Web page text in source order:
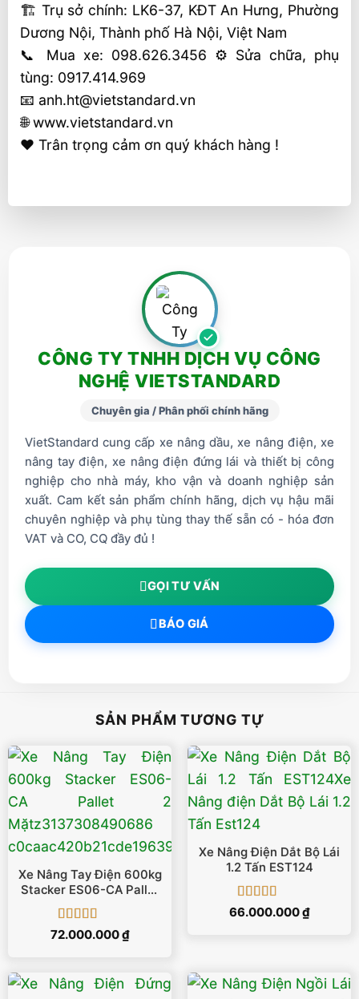
🏗 Trụ sở chính: LK6-37, KĐT An Hưng, Phường
Dương Nội, Thành phố Hà Nội, Việt Nam
📞 Mua xe: 098.626.3456 ⚙️ Sửa chữa, phụ
tùng: 0917.414.969
📧 anh.ht@vietstandard.vn
🌐 www.vietstandard.vn
❤️ Trân trọng cảm ơn quý khách hàng !
CÔNG TY TNHH DỊCH VỤ CÔNG
NGHỆ VIETSTANDARD
Chuyên gia / Phân phối chính hãng
VietStandard cung cấp xe nâng dầu, xe nâng điện, xe
nâng tay điện, xe nâng điện đứng lái và thiết bị công
nghiệp cho nhà máy, kho vận và doanh nghiệp sản
xuất. Cam kết sản phẩm chính hãng, dịch vụ hậu mãi
chuyên nghiệp và phụ tùng thay thế sẵn có - hóa đơn
VAT và CO, CQ đầy đủ !
GỌI TƯ VẤN
BÁO GIÁ
SẢN PHẨM TƯƠNG TỰ
Xe Nâng Tay Điện 600kg
Stacker ES06-CA Pallet
2 Mặt
Được xếp
72.000.000₫
Xe Nâng Điện Dắt Bộ Lái
1.2 Tấn EST124
Được xếp
66.000.000₫